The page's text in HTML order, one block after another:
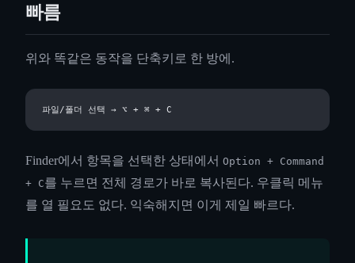
빠름
위와 똑같은 동작을 단축키로 한 방에.
Finder에서 항목을 선택한 상태에서 Option + Command
+ C를 누르면 전체 경로가 바로 복사된다. 우클릭 메뉴
를 열 필요도 없다. 익숙해지면 이게 제일 빠르다.